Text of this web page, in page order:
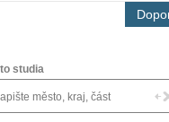
studia